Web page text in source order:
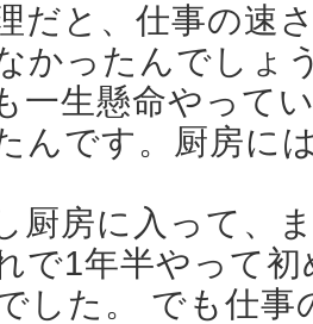
だと、仕事の速
かったんでしょ
一生懸命やって
んです。厨房に
厨房に入って、
で1年半やって
した。 でも仕